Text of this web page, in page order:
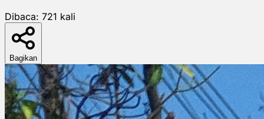
Dibaca: 721 kali
Bagikan